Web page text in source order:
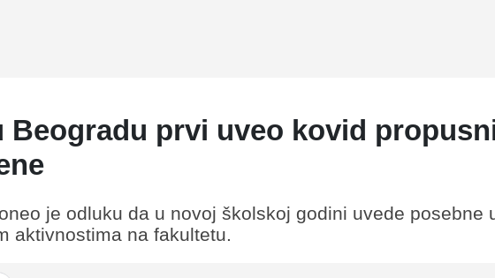
Beogradu prvi uveo kovid
je odluku da u novoj školskoj godini uvede posebne
aktivnostima na fakultetu.